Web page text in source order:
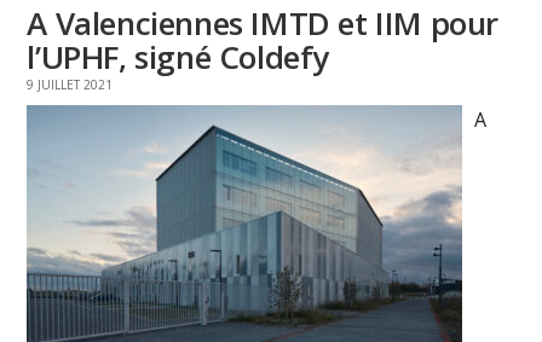
A Valenciennes IMTD et IIM pour
l’UPHF, signé Coldefy
9 JUILLET 2021
A